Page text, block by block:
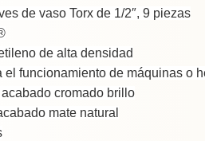
de vaso Torx de 1/2″, 9 piezas
de alta densidad
el funcionamiento de máquinas o
cromado brillo
mate natural